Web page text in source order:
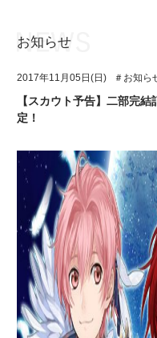
ユニット&キャラクター
アプリゲーム
イベント・キャンペーン
ミュージック
グッズ・本
ギャラリー
アイ★チュウとは
ユニット&キャラクター
アプリゲーム
イベント・キャンペーン
ミュージック
グッズ・本
ギャラリー
お知らせ
2017年11月05日(日) ＃お知ら
【スカウト予告】二部完
定！